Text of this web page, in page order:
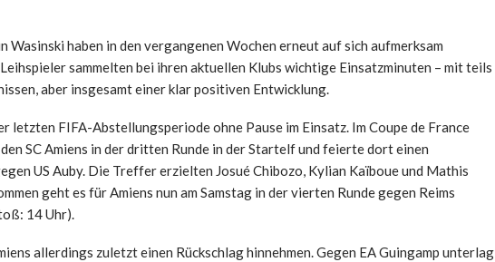
Wasinski haben in den vergangenen Wochen erneut auf sich aufmerksam
sammelten bei ihren aktuellen Klubs wichtige Einsatzminuten – mit teils
aber insgesamt einer klar positiven Entwicklung.
letzten FIFA-Abstellungsperiode ohne Pause im Einsatz. Im Coupe de France
SC Amiens in der dritten Runde in der Startelf und feierte dort einen
US Auby. Die Treffer erzielten Josué Chibozo, Kylian Kaïboue und Mathis
geht es für Amiens nun am Samstag in der vierten Runde gegen Reims
14 Uhr).
allerdings zuletzt einen Rückschlag hinnehmen. Gegen EA Guingamp unterlag